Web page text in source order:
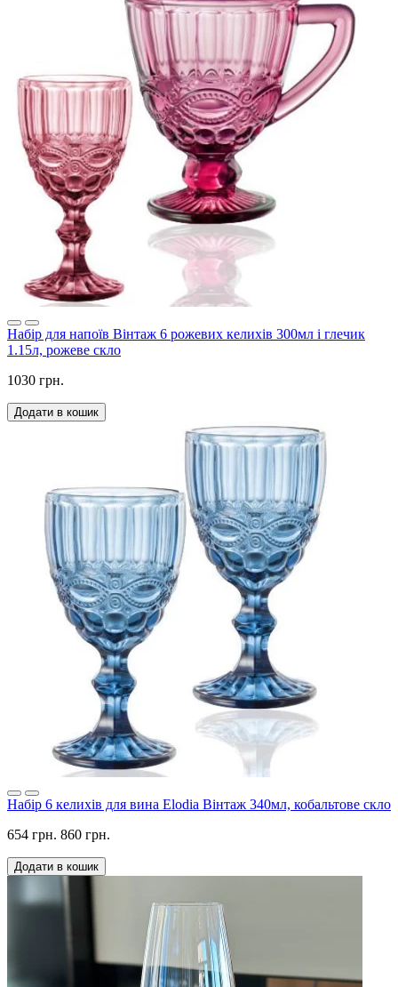
Набір для напоїв Вінтаж 6 рожевих келихів 300мл і глечик
1.15л, рожеве скло
1030 грн.
Додати в кошик
Набір 6 келихів для вина Elodia Вінтаж 340мл, кобальтове скло
654 грн. 860 грн.
Додати в кошик